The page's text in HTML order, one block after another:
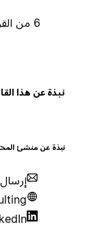
عن هذا القالب
عن منشئ المحتوى
إرسال
LinkedIn